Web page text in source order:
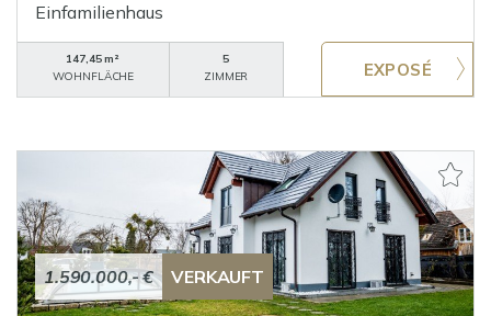
Einfamilienhaus
147,45 m²
WOHNFLÄCHE
5
ZIMMER
1.590.000,- € VERKAUFT